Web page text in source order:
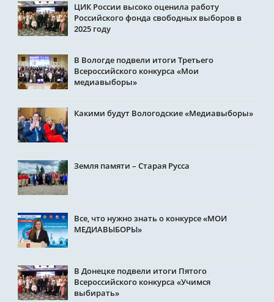
ЦИК России высоко оценила работу
Российского фонда свободных выборов в
2025 году
В Вологде подвели итоги Третьего
Всероссийского конкурса «Мои
медиавыборы»
Какими будут Вологодские «Медиавыборы»
Земля памяти – Старая Русса
Все, что нужно знать о конкурсе «МОИ
МЕДИАВЫБОРЫ»
В Донецке подвели итоги Пятого
Всероссийского конкурса «Учимся
выбирать»